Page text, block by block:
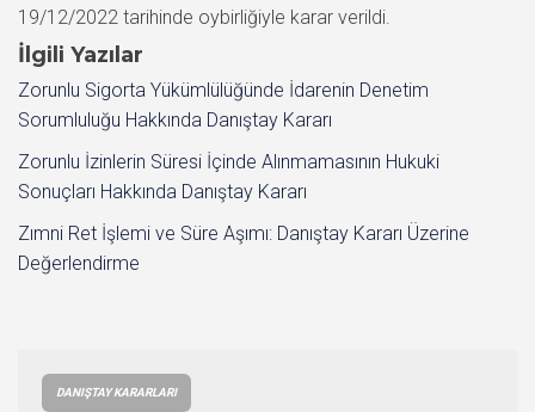
19/12/2022 tarihinde oybirliğiyle karar verildi.
İlgili Yazılar
Zorunlu Sigorta Yükümlülüğünde İdarenin Denetim
Sorumluluğu Hakkında Danıştay Kararı
Zorunlu İzinlerin Süresi İçinde Alınmamasının Hukuki
Sonuçları Hakkında Danıştay Kararı
Zımni Ret İşlemi ve Süre Aşımı: Danıştay Kararı Üzerine
Değerlendirme
DANIŞTAY KARARLARI